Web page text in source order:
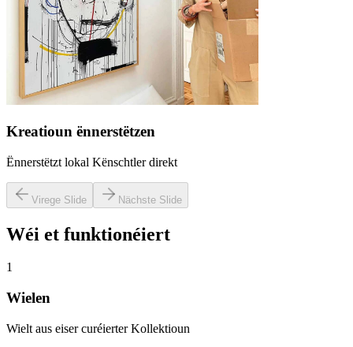
Kreatioun ënnerstëtzen
Ënnerstëtzt lokal Kënschtler direkt
Virege Slide Nächste Slide
Wéi et funktionéiert
1
Wielen
Wielt aus eiser curéierter Kollektioun